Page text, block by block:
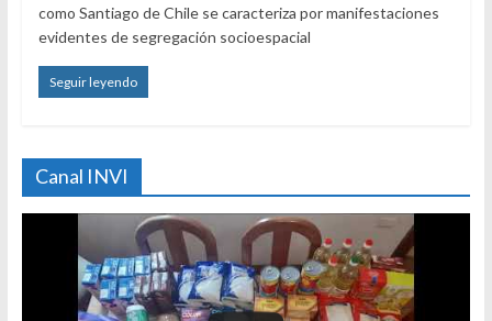
como Santiago de Chile se caracteriza por manifestaciones
evidentes de segregación socioespacial
Seguir leyendo
Canal INVI